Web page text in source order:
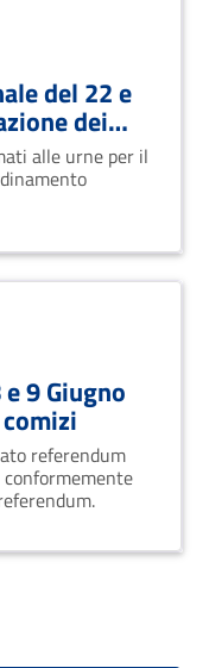
del 22 e
dei
alle urne per il
9 Giugno
referendum